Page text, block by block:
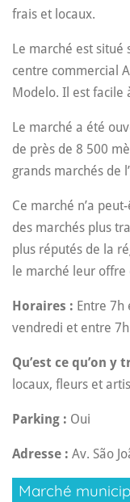
frais et locaux.
Le marché est situé
centre commercial
Modelo. Il est facile
Le marché a été
de près de 8 500
grands marchés de
Ce marché n’a
des marchés plus
plus réputés de la
le marché leur
Horaires : Entre
vendredi et entre
Qu’est ce qu’on y
locaux, fleurs et
Parking : Oui
Adresse : Av. São
Marché